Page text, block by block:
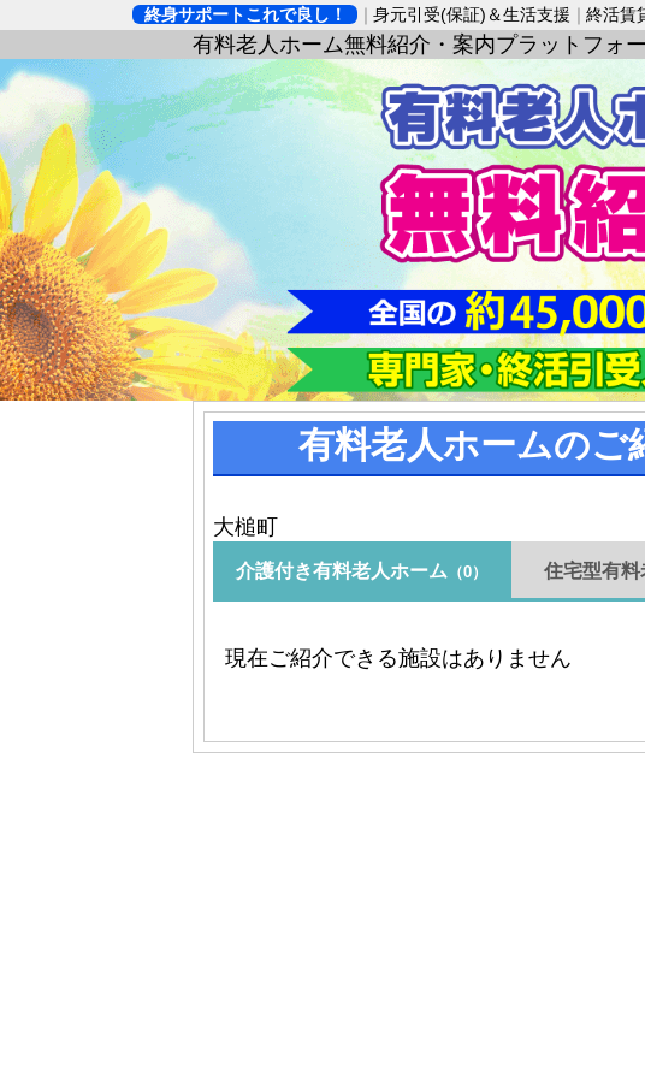
終身サポートこれで良し！ 身元引受(保証)＆生活支援 終活賃
有料老人ホーム無料紹介・案内プラットフォ
有料老人ホームのご
大槌町
介護付き有料老人ホーム （0） 住宅型有料
現在ご紹介できる施設はありません